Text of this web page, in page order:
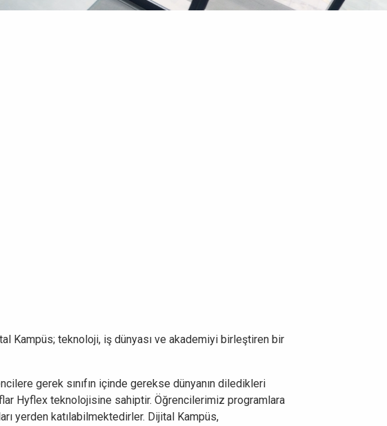
Kampüs; teknoloji, iş dünyası ve akademiyi birleştiren bir
gerek sınıfın içinde gerekse dünyanın diledikleri
Hyflex teknolojisine sahiptir. Öğrencilerimiz programlara
yerden katılabilmektedirler. Dijital Kampüs,